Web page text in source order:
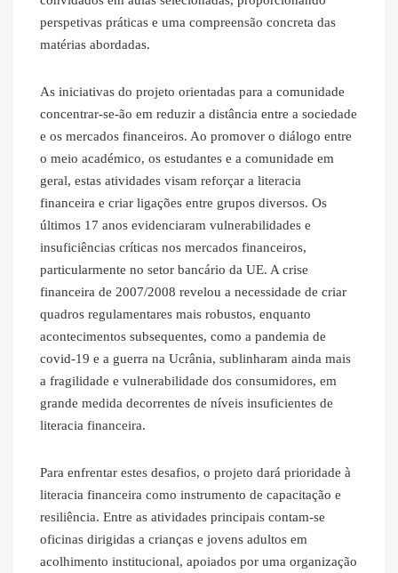
perspetivas práticas e uma compreensão concreta das
matérias abordadas.
As iniciativas do projeto orientadas para a comunidade
concentrar-se-ão em reduzir a distância entre a sociedade
e os mercados financeiros. Ao promover o diálogo entre
o meio académico, os estudantes e a comunidade em
geral, estas atividades visam reforçar a literacia
financeira e criar ligações entre grupos diversos. Os
últimos 17 anos evidenciaram vulnerabilidades e
insuficiências críticas nos mercados financeiros,
particularmente no setor bancário da UE. A crise
financeira de 2007/2008 revelou a necessidade de criar
quadros regulamentares mais robustos, enquanto
acontecimentos subsequentes, como a pandemia de
covid-19 e a guerra na Ucrânia, sublinharam ainda mais
a fragilidade e vulnerabilidade dos consumidores, em
grande medida decorrentes de níveis insuficientes de
literacia financeira.
Para enfrentar estes desafios, o projeto dará prioridade à
literacia financeira como instrumento de capacitação e
resiliência. Entre as atividades principais contam-se
oficinas dirigidas a crianças e jovens adultos em
acolhimento institucional, apoiados por uma organização